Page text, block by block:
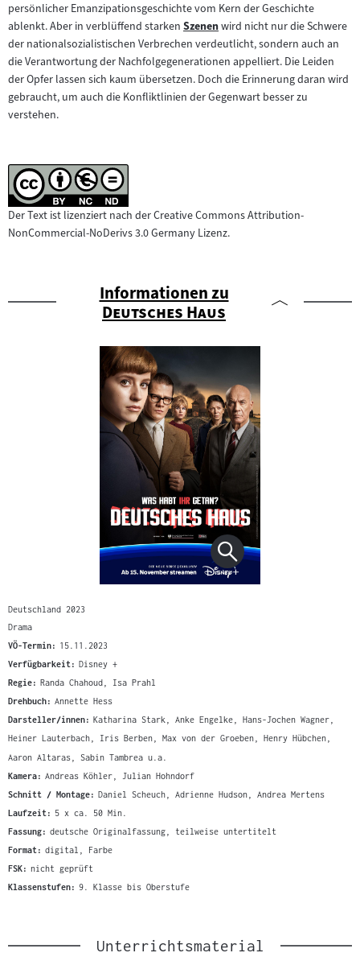
persönlicher Emanzipationsgeschichte vom Kern der Geschichte
ablenkt. Aber in verblüffend starken Zum
Inhalt:
Szenenwird nicht nur die Schwere
der nationalsozialistischen Verbrechen verdeutlicht, sondern auch an
die Verantwortung der Nachfolgegenerationen appelliert. Die Leiden
der Opfer lassen sich kaum übersetzen. Doch die Erinnerung daran wird
gebraucht, um auch die Konfliktlinien der Gegenwart besser zu
verstehen.
Der Text ist lizenziert nach der Creative Commons Attribution-
NonCommercial-NoDerivs 3.0 Germany Lizenz.
Informationen zu
"
Deutsches Haus
Deutschland 2023
Drama
VÖ-Termin: 15.11.2023
Verfügbarkeit: Disney +
Regie: Randa Chahoud, Isa Prahl
Drehbuch: Annette Hess
Darsteller/innen: Katharina Stark, Anke Engelke, Hans-Jochen Wagner,
Heiner Lauterbach, Iris Berben, Max von der Groeben, Henry Hübchen,
Aaron Altaras, Sabin Tambrea u.a.
Kamera: Andreas Köhler, Julian Hohndorf
Schnitt / Montage: Daniel Scheuch, Adrienne Hudson, Andrea Mertens
Laufzeit: 5 x ca. 50 Min.
Fassung: deutsche Originalfassung, teilweise untertitelt
Format: digital, Farbe
FSK: nicht geprüft
Klassenstufen: 9. Klasse bis Oberstufe
Unterrichtsmaterial